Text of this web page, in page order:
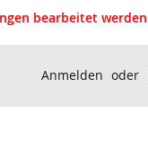
bearbeitet
Anmelden